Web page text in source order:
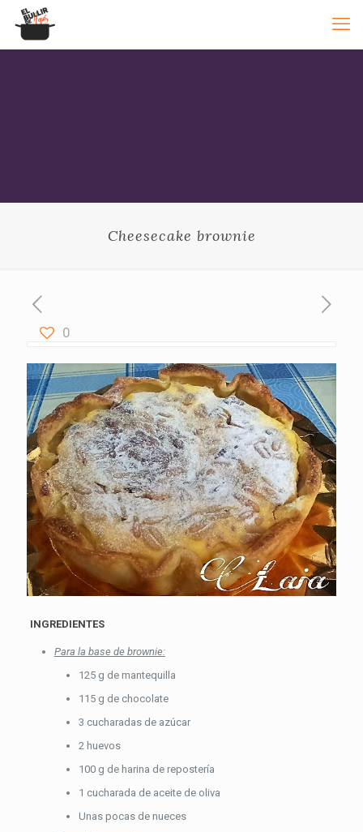
Cheesecake brownie
0
INGREDIENTES
Para la base de brownie:
125 g de mantequilla
115 g de chocolate
3 cucharadas de azúcar
2 huevos
100 g de harina de repostería
1 cucharada de aceite de oliva
Unas pocas de nueces